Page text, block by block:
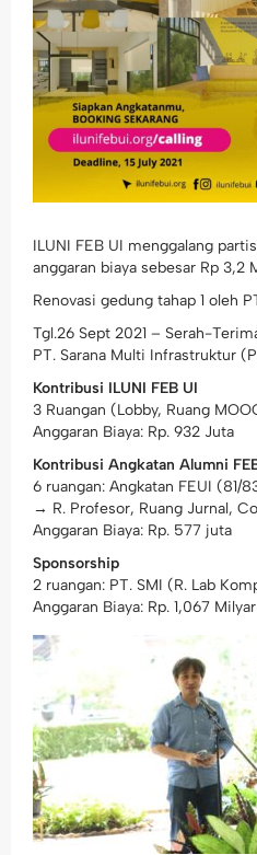
ILUNI FEB UI menggalang
anggaran biaya sebesar Rp
Renovasi gedung tahap 1 oleh
Tgl.26 Sept 2021 – Serah-
PT. Sarana Multi Infrastruktur
Kontribusi ILUNI FEB UI
3 Ruangan (Lobby, Ruang
Anggaran Biaya: Rp. 932 Juta
Kontribusi Angkatan Alumni
6 ruangan: Angkatan FEUI (81/
→ R. Profesor, Ruang Jurnal,
Anggaran Biaya: Rp. 577 juta
Sponsorship
2 ruangan: PT. SMI (R. Lab
Anggaran Biaya: Rp. 1,067 Milyar